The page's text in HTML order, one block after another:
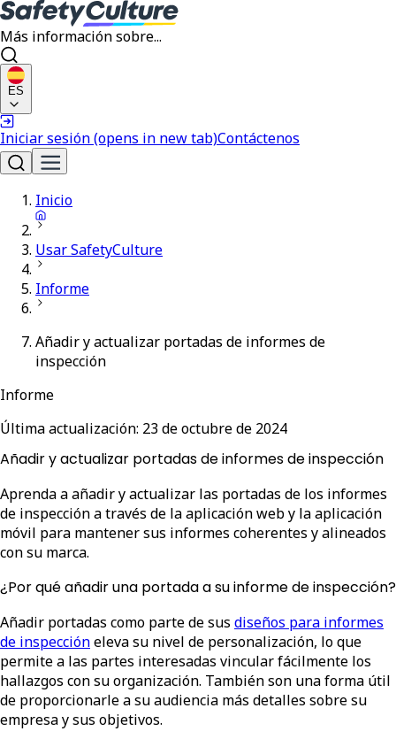
Más información sobre...
ES
Iniciar sesión(opens in new tab)Contáctenos
Inicio
Usar SafetyCulture
Informe
Añadir y actualizar portadas de informes de
inspección
Informe
Última actualización: 23 de octubre de 2024
Añadir y actualizar portadas de informes de inspección
Aprenda a añadir y actualizar las portadas de los informes
de inspección a través de la aplicación web y la aplicación
móvil para mantener sus informes coherentes y alineados
con su marca.
¿Por qué añadir una portada a su informe de inspección?
Añadir portadas como parte de sus diseños para informes
de inspeccióneleva su nivel de personalización, lo que
permite a las partes interesadas vincular fácilmente los
hallazgos con su organización. También son una forma útil
de proporcionarle a su audiencia más detalles sobre su
empresa y sus objetivos.